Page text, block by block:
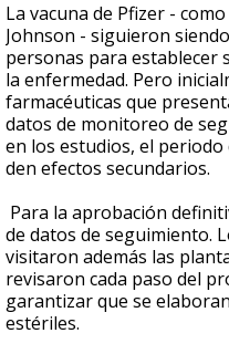
La vacuna de Pfizer -
Johnson - siguieron
personas para establecer
la enfermedad. Pero
farmacéuticas que
datos de monitoreo de
en los estudios, el
den efectos secundarios.
Para la aprobación
de datos de seguimiento.
visitaron además las
revisaron cada paso del
garantizar que se
estériles.